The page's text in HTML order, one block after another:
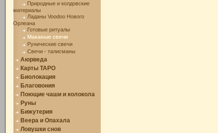
Природные и колдовские
материалы
Ладаны Voodoo Нового
Орлеана
Готовые ритуалы
Маканые свечи
Рунические свечи
Свечи - талисманы
Аюрведа
Карты ТАРО
Биолокация
Благовония
Поющие чаши и колокола
Руны
Бижутерия
Веера и Опахала
Ловушки снов